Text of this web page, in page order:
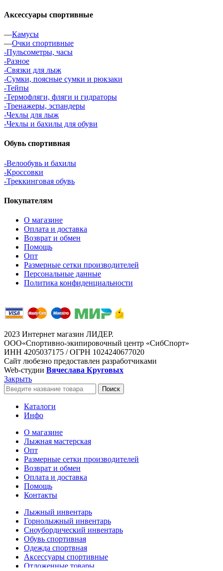
Аксессуары спортивные
—Камусы
—Очки спортивные
-Пульсометры, часы
-Разное
-Связки для лыж
-Сумки, поясные сумки и рюкзаки
-Тейпы
-Термофляги, фляги и гидраторы
-Тренажеры, эспандеры
-Чехлы для лыж
-Чехлы и бахилы для обуви
Обувь спортивная
-Велообувь и бахилы
-Кроссовки
-Треккинговая обувь
Покупателям
О магазине
Оплата и доставка
Возврат и обмен
Помощь
Опт
Размерные сетки производителей
Персональные данные
Политика конфиденциальности
2023 Интернет магазин ЛИДЕР.
ООО«Спортивно-экипировочный центр «СибСпорт»
ИНН 4205037175 / ОГРН 1024240677020
Сайт любезно предоставлен разработчиками
Web-студии Вячеслава Круговых
Закрыть
Поиск
Каталоги
Инфо
О магазине
Лыжная мастерская
Опт
Размерные сетки производителей
Возврат и обмен
Оплата и доставка
Помощь
Контакты
Лыжный инвентарь
Горнолыжный инвентарь
Сноубордический инвентарь
Обувь спортивная
Одежда спортвная
Аксессуары спортивные
Отложенные товары